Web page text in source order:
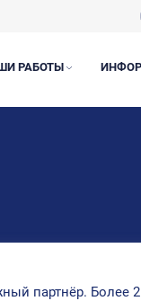
РАБОТЫ
Более